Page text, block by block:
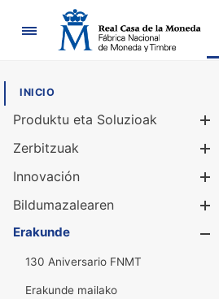
Nabigazioa
INICIO
Produktu eta Soluzioak
Zerbitzuak
Innovación
Bildumazalearen
Erakunde
130 Aniversario FNMT
Erakunde mailako